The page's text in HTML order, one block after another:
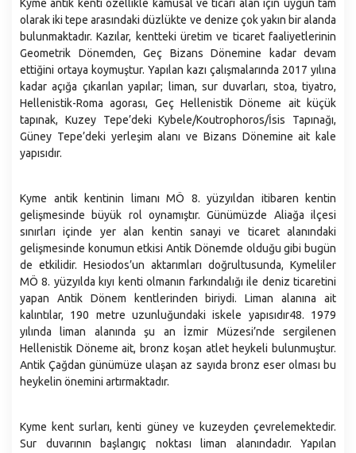
Kardeş Şehirler
Stratejik Planlar
Faaliyet Raporları
Performans Programları
Belediye Bütçesi
İç Kontrol Uyum Eylem Planı
Belediye Birimleri
Başkan Yardımcılıkları
Afet İşleri ve Risk Yönetimi Müdürlüğü
Araştırma ve Geliştirme Müdürlüğü
Basın Yayın ve Halkla İlişkiler Müdürlüğü
Bilgi İşlem Müdürlüğü
Destek Hizmetler Müdürlüğü
Emlak ve İstimlak Müdürlüğü
Gelirler Müdürlüğü
Hukuk İşleri Müdürlüğü
Gastronomi
Nüfus ve Demografi
İdari ve Sosyal Durum
Coğrafyası
Eğitim
Kültür
Mahallelerimiz
Aliağa Devlet Hastanesi
Kütüphaneler
Aliağa Spor ve Yaşam Merkezi
Aliağa Gençlik Merkezi
Muhtarlıklarımız
Nikah İşlemleri
Sıfır Atık
Sosyal Market
Çöp Ekspres
Milletin Ekibi
Kültür Gezileri ve Şehitlik Ziyaretleri
Kyme antik kenti özellikle kamusal ve ticari alan için uygun tam
olarak iki tepe arasındaki düzlükte ve denize çok yakın bir alanda
bulunmaktadır. Kazılar, kentteki üretim ve ticaret faaliyetlerinin
Geometrik Dönemden, Geç Bizans Dönemine kadar devam
ettiğini ortaya koymuştur. Yapılan kazı çalışmalarında 2017 yılına
kadar açığa çıkarılan yapılar; liman, sur duvarları, stoa, tiyatro,
Hellenistik-Roma agorası, Geç Hellenistik Döneme ait küçük
tapınak, Kuzey Tepe’deki Kybele/Koutrophoros/İsis Tapınağı,
Güney Tepe’deki yerleşim alanı ve Bizans Dönemine ait kale
yapısıdır.
Kyme antik kentinin limanı MÖ 8. yüzyıldan itibaren kentin
gelişmesinde büyük rol oynamıştır. Günümüzde Aliağa ilçesi
sınırları içinde yer alan kentin sanayi ve ticaret alanındaki
gelişmesinde konumun etkisi Antik Dönemde olduğu gibi bugün
de etkilidir. Hesiodos’un aktarımları doğrultusunda, Kymeliler
MÖ 8. yüzyılda kıyı kenti olmanın farkındalığı ile deniz ticaretini
yapan Antik Dönem kentlerinden biriydi. Liman alanına ait
kalıntılar, 190 metre uzunluğundaki iskele yapısıdır48. 1979
yılında liman alanında şu an İzmir Müzesi’nde sergilenen
Hellenistik Döneme ait, bronz koşan atlet heykeli bulunmuştur.
Antik Çağdan günümüze ulaşan az sayıda bronz eser olması bu
heykelin önemini artırmaktadır.
Kyme kent surları, kenti güney ve kuzeyden çevrelemektedir.
Sur duvarının başlangıç noktası liman alanındadır. Yapılan